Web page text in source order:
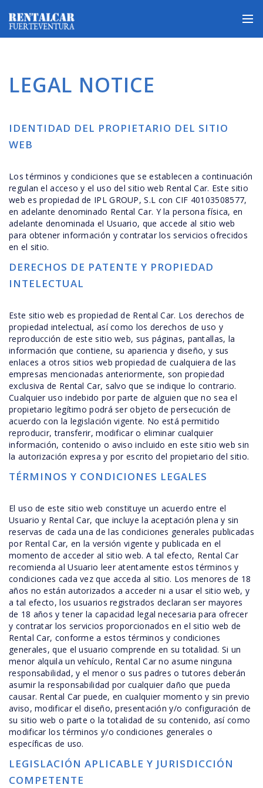
LEGAL NOTICE
IDENTIDAD DEL PROPIETARIO DEL SITIO
WEB
Los términos y condiciones que se establecen a continuación
regulan el acceso y el uso del sitio web Rental Car. Este sitio
web es propiedad de IPL GROUP, S.L con CIF 40103508577,
en adelante denominado Rental Car. Y la persona física, en
adelante denominada el Usuario, que accede al sitio web
para obtener información y contratar los servicios ofrecidos
en el sitio.
DERECHOS DE PATENTE Y PROPIEDAD
INTELECTUAL
Este sitio web es propiedad de Rental Car. Los derechos de
propiedad intelectual, así como los derechos de uso y
reproducción de este sitio web, sus páginas, pantallas, la
información que contiene, su apariencia y diseño, y sus
enlaces a otros sitios web propiedad de cualquiera de las
empresas mencionadas anteriormente, son propiedad
exclusiva de Rental Car, salvo que se indique lo contrario.
Cualquier uso indebido por parte de alguien que no sea el
propietario legítimo podrá ser objeto de persecución de
acuerdo con la legislación vigente. No está permitido
reproducir, transferir, modificar o eliminar cualquier
información, contenido o aviso incluido en este sitio web sin
la autorización expresa y por escrito del propietario del sitio.
TÉRMINOS Y CONDICIONES LEGALES
El uso de este sitio web constituye un acuerdo entre el
Usuario y Rental Car, que incluye la aceptación plena y sin
reservas de cada una de las condiciones generales publicadas
por Rental Car, en la versión vigente y publicada en el
momento de acceder al sitio web. A tal efecto, Rental Car
recomienda al Usuario leer atentamente estos términos y
condiciones cada vez que acceda al sitio. Los menores de 18
años no están autorizados a acceder ni a usar el sitio web, y
a tal efecto, los usuarios registrados declaran ser mayores
de 18 años y tener la capacidad legal necesaria para ofrecer
y contratar los servicios proporcionados en el sitio web de
Rental Car, conforme a estos términos y condiciones
generales, que el usuario comprende en su totalidad. Si un
menor alquila un vehículo, Rental Car no asume ninguna
responsabilidad, y el menor o sus padres o tutores deberán
asumir la responsabilidad por cualquier daño que pueda
causar. Rental Car puede, en cualquier momento y sin previo
aviso, modificar el diseño, presentación y/o configuración de
su sitio web o parte o la totalidad de su contenido, así como
modificar los términos y/o condiciones generales o
específicas de uso.
LEGISLACIÓN APLICABLE Y JURISDICCIÓN
COMPETENTE